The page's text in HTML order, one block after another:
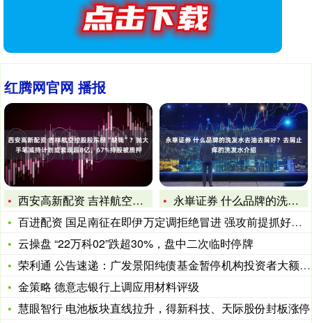
红腾网官网 播报
西安高新配资 吉祥航空控股股东很“缺钱”？抛大手笔减持计划或
永崋证券 什么品牌的洗发水去油去屑好？去屑止痒的洗发水介绍
百进配资 国足南征在即伊万定调拒绝冒进 强攻前提抓好防守
云操盘 “22万科02”跌超30%，盘中二次临时停牌
荣利通 公告速递：广发景阳纯债基金暂停机构投资者大额申购业务
金策略 德意志银行上调应用材料评级
慧眼智行 电池板块直线拉升，得新科技、天际股份封板涨停